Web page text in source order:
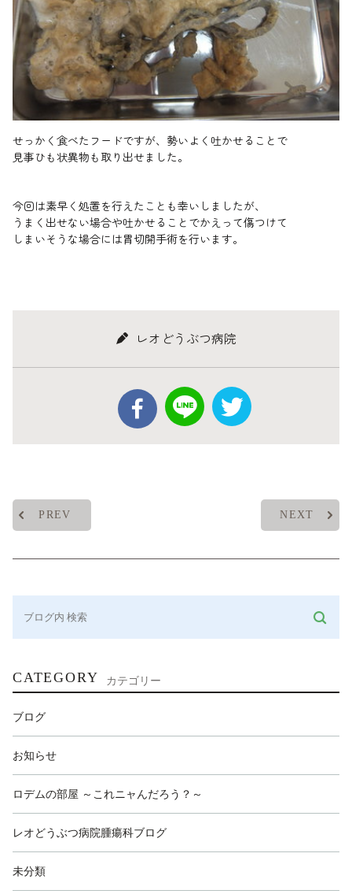
せっかく食べたフードですが、勢いよく吐かせることで
見事ひも状異物も取り出せました。
今回は素早く処置を行えたことも幸いしましたが、
うまく出せない場合や吐かせることでかえって傷つけて
しまいそうな場合には胃切開手術を行います。
レオどうぶつ病院
PREV NEXT
CATEGORY カテゴリー
ブログ
お知らせ
ロデムの部屋 ～これニャんだろう？～
レオどうぶつ病院腫瘍科ブログ
未分類